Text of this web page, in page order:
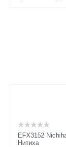
EFX3152
Нитиха